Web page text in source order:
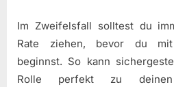
Im Zweifelsfall solltest du
Rate ziehen, bevor du mit
beginnst. So kann
Rolle perfekt zu